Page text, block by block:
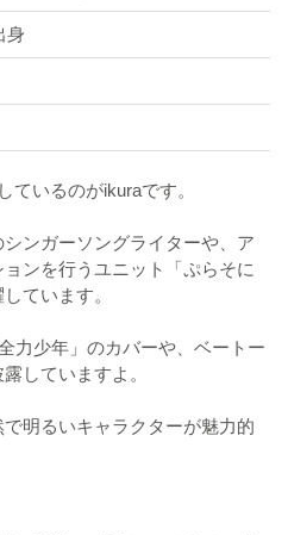
身
ているのがikuraです。
ンガーソングライターや、ア
ンを行うユニット「ぷらそに
ています。
力少年」のカバーや、ベートー
していますよ。
明るいキャラクターが魅力的